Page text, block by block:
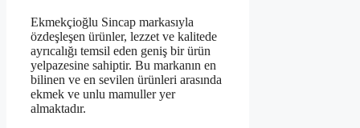
Ekmekçioğlu Sincap markasıyla
özdeşleşen ürünler, lezzet ve kalitede
ayrıcalığı temsil eden geniş bir ürün
yelpazesine sahiptir. Bu markanın en
bilinen ve en sevilen ürünleri arasında
ekmek ve unlu mamuller yer
almaktadır.